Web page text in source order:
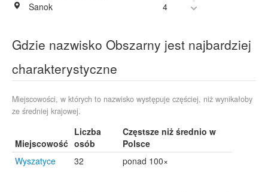
Sanok
4
Posiadały
1
Gdzie nazwisko Obszarny jest najbardziej
charakterystyczne
Miejscowości, w których to nazwisko występuje częściej, niż wynikałoby
ze średniej krajowej.
Miejscowość
Liczba
osób
Częstsze niż średnio w
Polsce
Wyszatyce
32 ponad 100×